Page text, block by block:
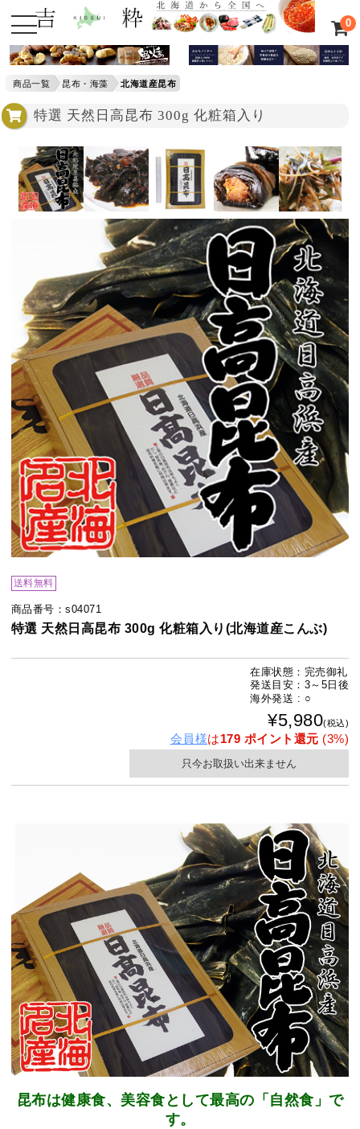
0
商品一覧 昆布・海藻 北海道産昆布
特選 天然日高昆布 300g 化粧箱入り
送料無料
商品番号：s04071
特選 天然日高昆布 300g 化粧箱入り(北海道産こんぶ)
在庫状態：完売御礼
発送目安：3～5日後
海外発送 : ○
¥5,980(税込)
会員様は179 ポイント還元 (3%)
只今お取扱い出来ません
昆布は健康食、美容食として最高の「自然食」で
す。